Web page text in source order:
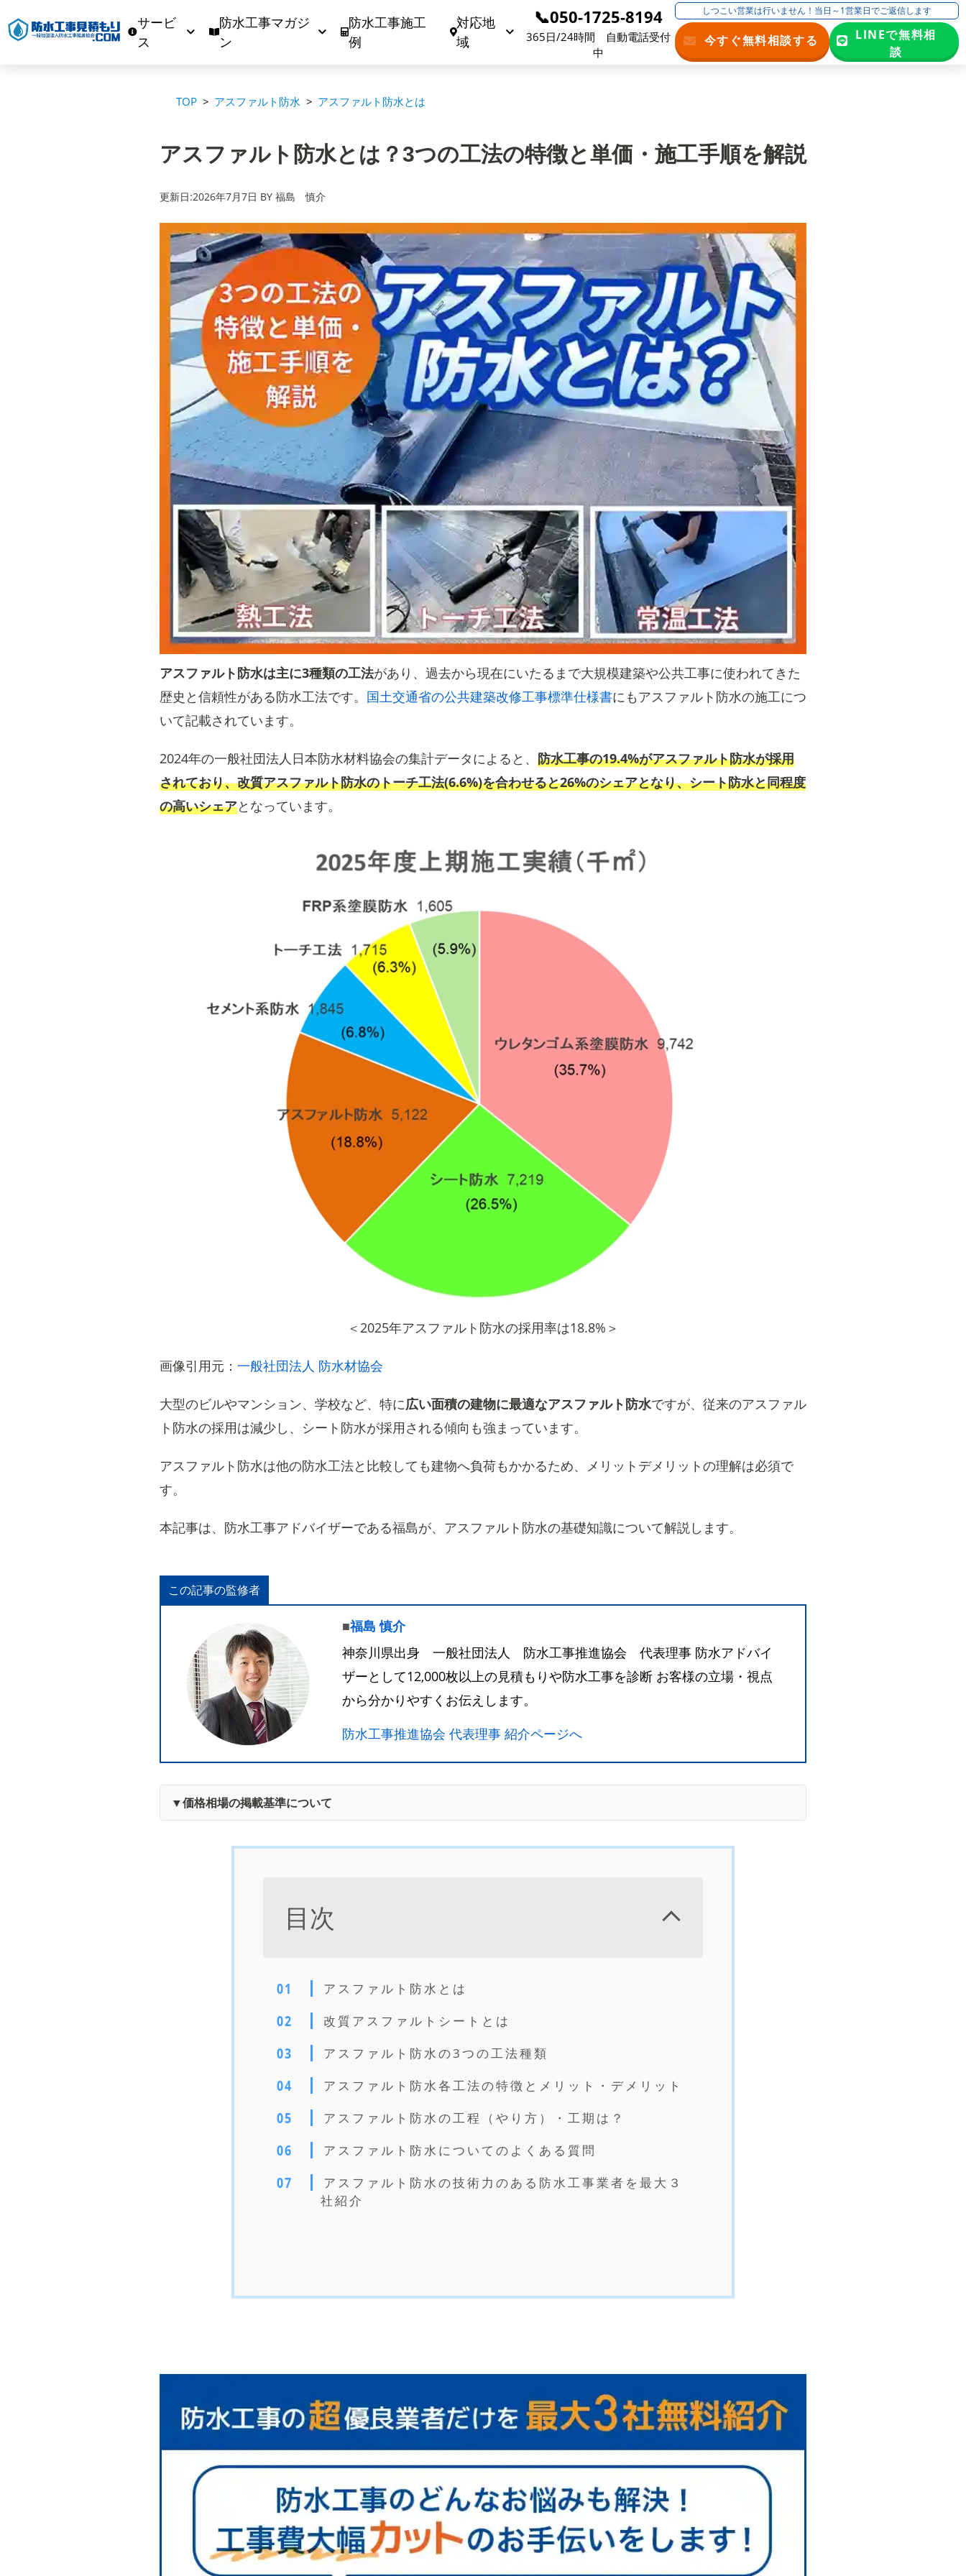
サービ
ス
防水工事マガジ
ン
防水工事施工
例
対応地
域
📞050-1725-8194
365日/24時間 自動電話受付
中
しつこい営業は行いません！当日～1営業日でご返信します
今すぐ無料相談する
LINEで無料相
談
TOP アスファルト防水 アスファルト防水とは
アスファルト防水とは？3つの工法の特徴と単価・施工手順を解説
更新日:2026年7月7日 BY 福島 慎介
アスファルト防水は主に3種類の工法があり、過去から現在にいたるまで大規模建築や公共工事に使われてきた
歴史と信頼性がある防水工法です。 国土交通省の公共建築改修工事標準仕様書にもアスファルト防水の施工につ
いて記載されています。
2024年の一般社団法人日本防水材料協会の集計データによると、 防水工事の19.4%がアスファルト防水が採用
されており、改質アスファルト防水のトーチ工法(6.6%)を合わせると26%のシェアとなり、シート防水と同程度
の高いシェアとなっています。
＜2025年アスファルト防水の採用率は18.8%＞
画像引用元： 一般社団法人 防水材協会
大型のビルやマンション、学校など、特に広い面積の建物に最適なアスファルト防水ですが、従来のアスファル
ト防水の採用は減少し、シート防水が採用される傾向も強まっています。
アスファルト防水は他の防水工法と比較しても建物へ負荷もかかるため、メリットデメリットの理解は必須で
す。
本記事は、防水工事アドバイザーである福島が、アスファルト防水の基礎知識について解説します。
この記事の監修者
■福島 慎介
神奈川県出身 一般社団法人 防水工事推進協会 代表理事 防水アドバイ
ザーとして12,000枚以上の見積もりや防水工事を診断 お客様の立場・視点
から分かりやすくお伝えします。
防水工事推進協会 代表理事 紹介ページへ
▼価格相場の掲載基準について
目次
アスファルト防水とは
改質アスファルトシートとは
アスファルト防水の3つの工法種類
アスファルト防水各工法の特徴とメリット・デメリット
アスファルト防水の工程（やり方）・工期は？
アスファルト防水についてのよくある質問
アスファルト防水の技術力のある防水工事業者を最大３
社紹介